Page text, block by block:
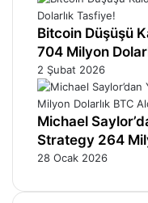
Bitcoin Düşüşü
704 Milyon
2 Şubat 2026
Michael
Strategy 264
28 Ocak 2026